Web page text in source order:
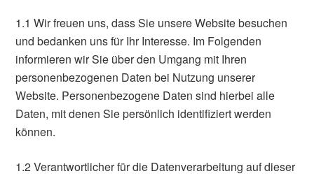
1.1 Wir freuen uns, dass Sie unsere Website besuchen
und bedanken uns für Ihr Interesse. Im Folgenden
informieren wir Sie über den Umgang mit Ihren
personenbezogenen Daten bei Nutzung unserer
Website. Personenbezogene Daten sind hierbei alle
Daten, mit denen Sie persönlich identifiziert werden
können.
1.2 Verantwortlicher für die Datenverarbeitung auf dieser